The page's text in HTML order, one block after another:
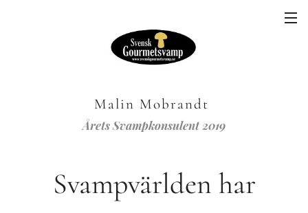
Malin Mobrandt
Årets Svampkonsulent 2019
Svampvärlden har